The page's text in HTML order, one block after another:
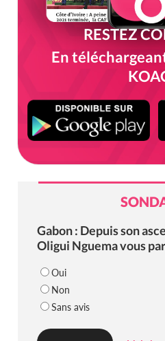
RESTEZ
En
Gabon : Depuis son
Oligui Nguema vous
Oui
Non
Sans avis